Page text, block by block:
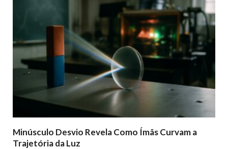
Minúsculo Desvio Revela Como Ímãs Curvam a
Trajetória da Luz